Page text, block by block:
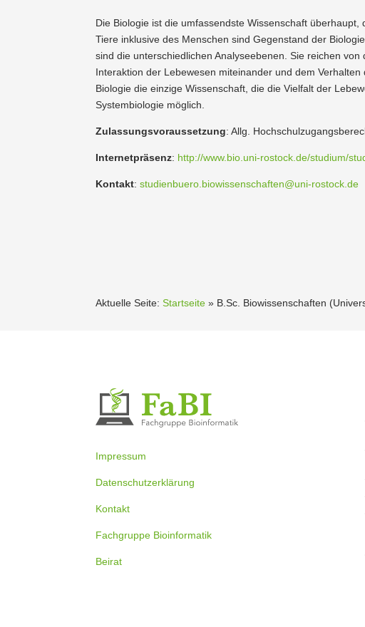
Die Biologie ist die umfas­sendste Wissen­schaft
Tiere inklusive des Menschen sind Gegen­stand der
sind die unter­schied­lichen Analy­se­ebenen. Sie reichen
Inter­aktion der Lebewesen mitein­ander und dem
Biologie die einzige Wissen­schaft, die die Vielfalt der
System­bio­logie möglich.
Zulas­sungs­vor­aus­setzung: Allg.
Inter­net­präsenz: http://www.bio.uni-rostock.de/studium/
Kontakt:studienbuero.biowissenschaften@uni-rostock.de
Aktuelle Seite:Startseite » B.Sc. Biowis­sen­schaften
Impressum
Datenschutzerklärung
Kontakt
Fachgruppe Bioinformatik
Beirat